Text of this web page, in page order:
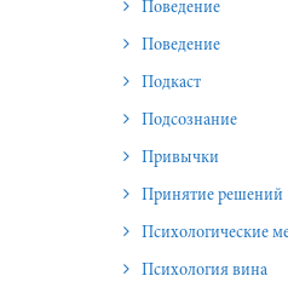
Поведение
Поведение
Подкаст
Подсознание
Привычки
Принятие решений
Психологические методы
Психология вина